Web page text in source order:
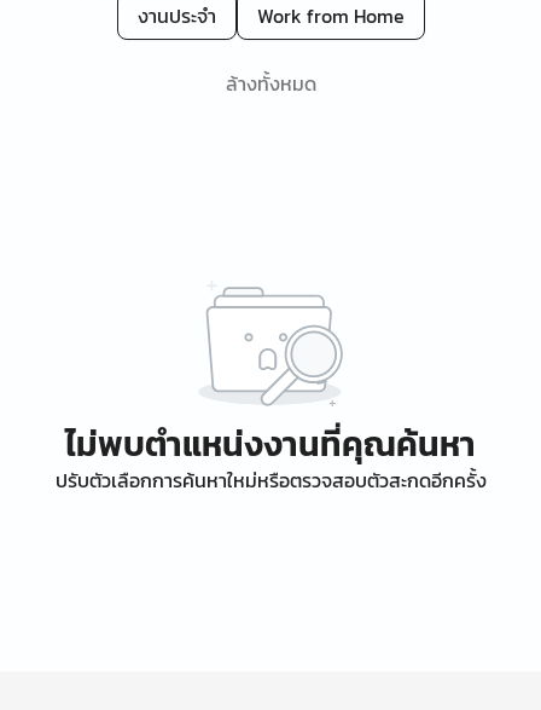
งานประจำ
Work from Home
ล้างทั้งหมด
ไม่พบตำแหน่งงานที่คุณค้นหา
ปรับตัวเลือกการค้นหาใหม่หรือตรวจสอบตัวสะกดอีกครั้ง